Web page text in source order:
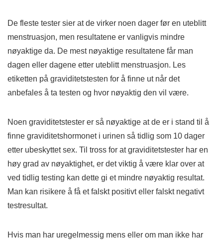
De fleste tester sier at de virker noen dager før en uteblitt
menstruasjon, men resultatene er vanligvis mindre
nøyaktige da. De mest nøyaktige resultatene får man
dagen eller dagene etter uteblitt menstruasjon. Les
etiketten på graviditetstesten for å finne ut når det
anbefales å ta testen og hvor nøyaktig den vil være.
Noen graviditetstester er så nøyaktige at de er i stand til å
finne graviditetshormonet i urinen så tidlig som 10 dager
etter ubeskyttet sex. Til tross for at graviditetstester har en
høy grad av nøyaktighet, er det viktig å være klar over at
ved tidlig testing kan dette gi et mindre nøyaktig resultat.
Man kan risikere å få et falskt positivt eller falskt negativt
testresultat.
Hvis man har uregelmessig mens eller om man ikke har